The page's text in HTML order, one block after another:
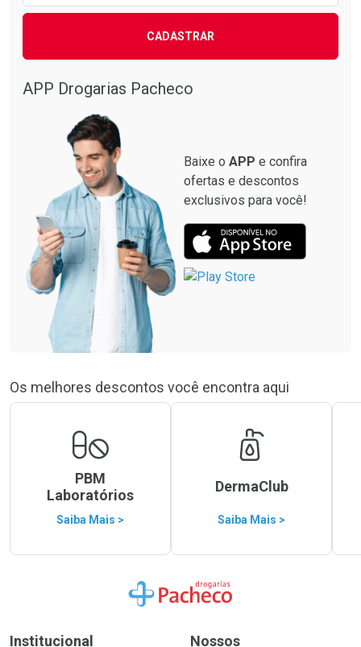
CADASTRAR
APP Drogarias Pacheco
Baixe o APP e confira
ofertas e descontos
exclusivos para você!
Os melhores descontos você encontra aqui
PBM
Laboratórios
Saiba Mais >
DermaClub
Saiba Mais >
Ir para a Home
Institucional
Nossos